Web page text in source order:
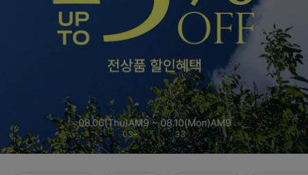
여름의 끝을 완성할
감각적인 원피스
셀퍼프 셔링원피스
04 33